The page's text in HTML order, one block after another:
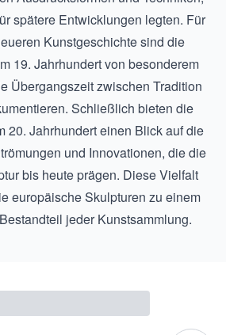
spätere Entwicklungen legten. Für
Kunstgeschichte sind die
19. Jahrhundertvon besonderem
Übergangszeit zwischen Tradition
Schließlich bieten die
20. Jahrhunderteinen Blick auf die
und Innovationen, die die
bis heute prägen. Diese Vielfalt
europäische Skulpturen zu einem
jeder Kunstsammlung.